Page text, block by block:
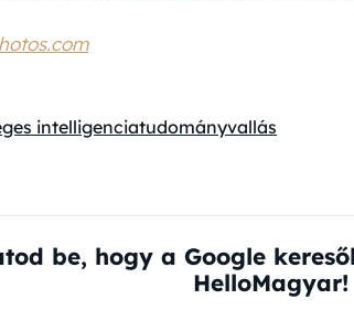
intelligenciatudományvallás
be, hogy a Google
HelloMagyar!